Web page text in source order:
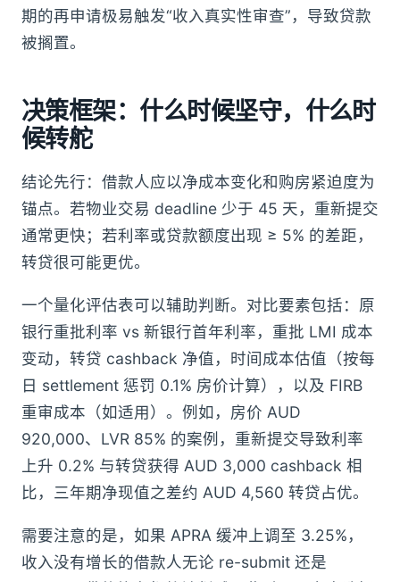
期的再申请极易触发“收入真实性审查”，导致贷款
被搁置。
决策框架：什么时候坚守，什么时
候转舵
结论先行：借款人应以净成本变化和购房紧迫度为
锚点。若物业交易 deadline 少于 45 天，重新提交
通常更快；若利率或贷款额度出现 ≥ 5% 的差距，
转贷很可能更优。
一个量化评估表可以辅助判断。对比要素包括：原
银行重批利率 vs 新银行首年利率，重批 LMI 成本
变动，转贷 cashback 净值，时间成本估值（按每
日 settlement 惩罚 0.1% 房价计算），以及 FIRB
重审成本（如适用）。例如，房价 AUD
920,000、LVR 85% 的案例，重新提交导致利率
上升 0.2% 与转贷获得 AUD 3,000 cashback 相
比，三年期净现值之差约 AUD 4,560 转贷占优。
需要注意的是，如果 APRA 缓冲上调至 3.25%，
收入没有增长的借款人无论 re-submit 还是